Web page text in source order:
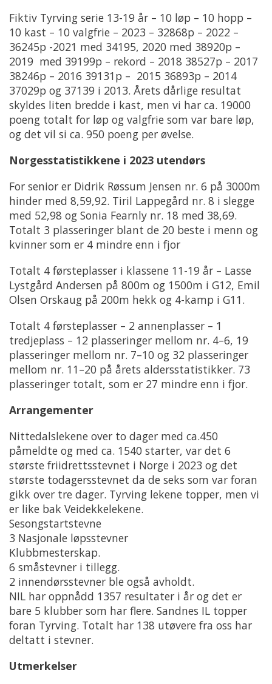
Fiktiv Tyrving serie 13-19 år – 10 løp – 10 hopp –
10 kast – 10 valgfrie – 2023 – 32868p – 2022 –
36245p -2021 med 34195, 2020 med 38920p –
2019 med 39199p – rekord – 2018 38527p – 2017
38246p – 2016 39131p – 2015 36893p – 2014
37029p og 37139 i 2013. Årets dårlige resultat
skyldes liten bredde i kast, men vi har ca. 19000
poeng totalt for løp og valgfrie som var bare løp,
og det vil si ca. 950 poeng per øvelse.
Norgesstatistikkene i 2023 utendørs
For senior er Didrik Røssum Jensen nr. 6 på 3000m
hinder med 8,59,92. Tiril Lappegård nr. 8 i slegge
med 52,98 og Sonia Fearnly nr. 18 med 38,69.
Totalt 3 plasseringer blant de 20 beste i menn og
kvinner som er 4 mindre enn i fjor
Totalt 4 førsteplasser i klassene 11-19 år – Lasse
Lystgård Andersen på 800m og 1500m i G12, Emil
Olsen Orskaug på 200m hekk og 4-kamp i G11.
Totalt 4 førsteplasser – 2 annenplasser – 1
tredjeplass – 12 plasseringer mellom nr. 4–6, 19
plasseringer mellom nr. 7–10 og 32 plasseringer
mellom nr. 11–20 på årets aldersstatistikker. 73
plasseringer totalt, som er 27 mindre enn i fjor.
Arrangementer
Nittedalslekene over to dager med ca.450
påmeldte og med ca. 1540 starter, var det 6
største friidrettsstevnet i Norge i 2023 og det
største todagersstevnet da de seks som var foran
gikk over tre dager. Tyrving lekene topper, men vi
er like bak Veidekkelekene.
Sesongstartstevne
3 Nasjonale løpsstevner
Klubbmesterskap.
6 småstevner i tillegg.
2 innendørsstevner ble også avholdt.
NIL har oppnådd 1357 resultater i år og det er
bare 5 klubber som har flere. Sandnes IL topper
foran Tyrving. Totalt har 138 utøvere fra oss har
deltatt i stevner.
Utmerkelser